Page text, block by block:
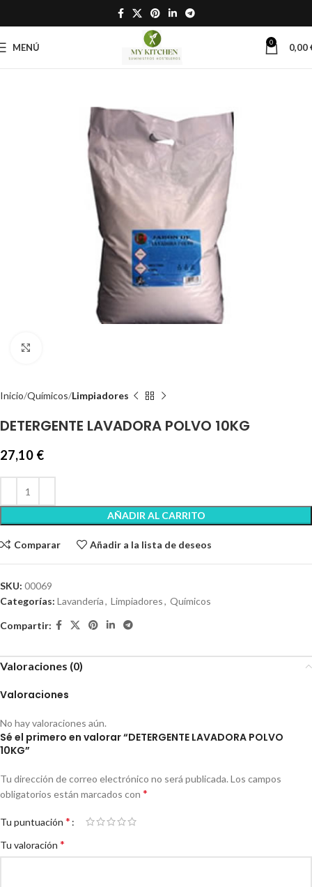
MENÚ 0 0,00
Inicio Químicos Limpiadores
DETERGENTE LAVADORA POLVO 10KG
27,10 €
AÑADIR AL CARRITO
Comparar Añadir a la lista de deseos
SKU: 00069
Categorías: Lavandería, Limpiadores, Químicos
Compartir:
Valoraciones (0)
Valoraciones
No hay valoraciones aún.
Sé el primero en valorar “DETERGENTE LAVADORA POLVO
10KG”
Tu dirección de correo electrónico no será publicada. Los campos
obligatorios están marcados con *
Tu puntuación *
Tu valoración *